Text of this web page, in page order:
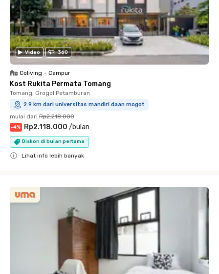
Video 360
Coliving • Campur
Kost Rukita Permata Tomang
Tomang, Grogol Petamburan
2.9 km dari universitas mandiri daan mogot
mulai dari Rp2.218.000
-4% Rp2.118.000 /bulan
Diskon di bulan pertama
Lihat info lebih banyak